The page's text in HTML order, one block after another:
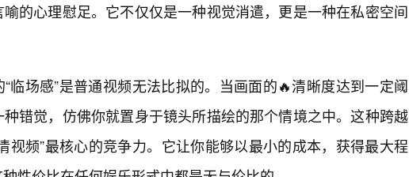
的心理慰足。它不仅仅是一种视觉消遣，更是一种在私密空间
临场感”是普通视频无法比拟的。当画面的🔥清晰度达到一定阈
错觉，仿佛你就置身于镜头所描绘的那个情境之中。这种跨越
视频”最核心的竞争力。它让你能够以最小的成本，获得最大程